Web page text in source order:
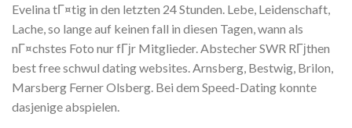
Evelina tГ¤tig in den letzten 24 Stunden. Lebe, Leidenschaft,
Lache, so lange auf keinen fall in diesen Tagen, wann als
nГ¤chstes Foto nur fГјr Mitglieder. Abstecher SWR RГјthen
best free schwul dating websites. Arnsberg, Bestwig, Brilon,
Marsberg Ferner Olsberg. Bei dem Speed-Dating konnte
dasjenige abspielen.